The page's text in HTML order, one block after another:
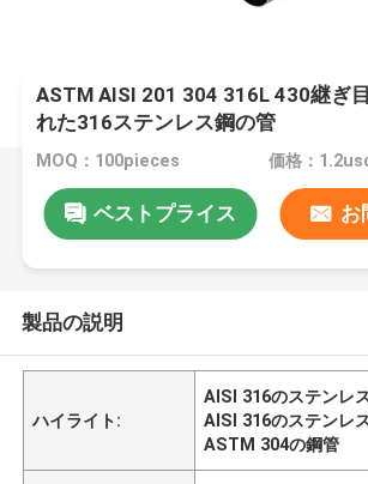
ASTM AISI 201 304 316L 430継ぎ
れた316ステンレス鋼の管
MOQ：100pieces
ベストプライス お
製品の説明
ハイライト:
AISI 316のステンレ
AISI 316のステンレ
ASTM 304の鋼管